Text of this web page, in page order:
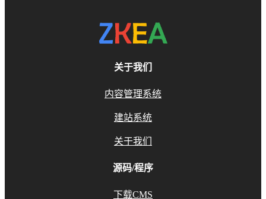
关于我们
内容管理系统
建站系统
关于我们
源码/程序
下载CMS